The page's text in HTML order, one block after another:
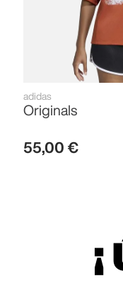
adidas
Originals
55,00 €